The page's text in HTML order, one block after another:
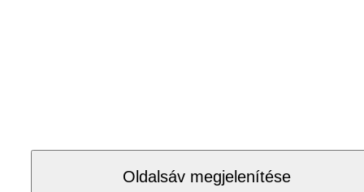
Oldalsáv megjelenítése